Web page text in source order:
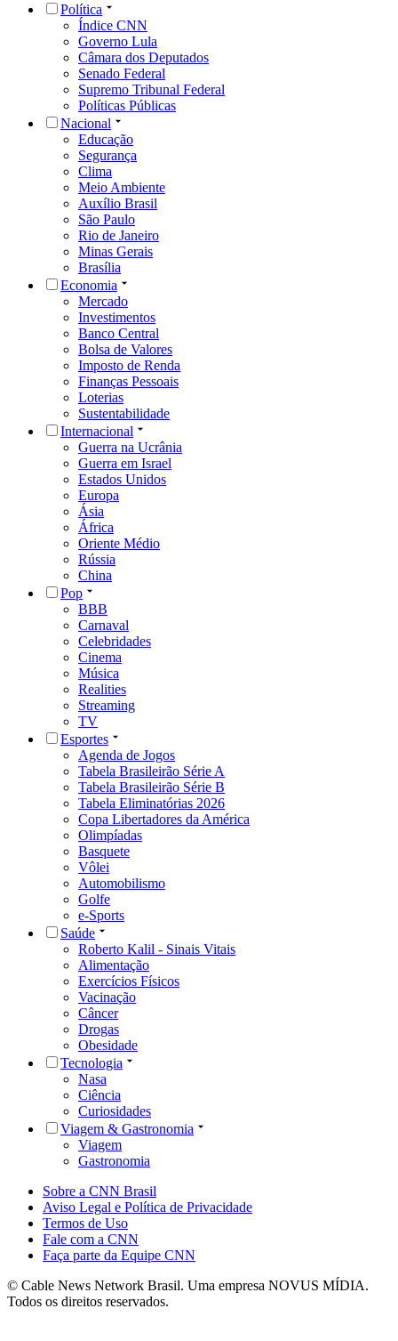
Política
Índice CNN
Governo Lula
Câmara dos Deputados
Senado Federal
Supremo Tribunal Federal
Políticas Públicas
Nacional
Educação
Segurança
Clima
Meio Ambiente
Auxílio Brasil
São Paulo
Rio de Janeiro
Minas Gerais
Brasília
Economia
Mercado
Investimentos
Banco Central
Bolsa de Valores
Imposto de Renda
Finanças Pessoais
Loterias
Sustentabilidade
Internacional
Guerra na Ucrânia
Guerra em Israel
Estados Unidos
Europa
Ásia
África
Oriente Médio
Rússia
China
Pop
BBB
Carnaval
Celebridades
Cinema
Música
Realities
Streaming
TV
Esportes
Agenda de Jogos
Tabela Brasileirão Série A
Tabela Brasileirão Série B
Tabela Eliminatórias 2026
Copa Libertadores da América
Olimpíadas
Basquete
Vôlei
Automobilismo
Golfe
e-Sports
Saúde
Roberto Kalil - Sinais Vitais
Alimentação
Exercícios Físicos
Vacinação
Câncer
Drogas
Obesidade
Tecnologia
Nasa
Ciência
Curiosidades
Viagem & Gastronomia
Viagem
Gastronomia
Sobre a CNN Brasil
Aviso Legal e Política de Privacidade
Termos de Uso
Fale com a CNN
Faça parte da Equipe CNN
© Cable News Network Brasil. Uma empresa NOVUS MÍDIA.
Todos os direitos reservados.